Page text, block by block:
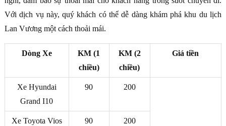
Với dịch vụ này, quý khách có thể dễ dàng khám phá khu du lịch
Lan Vương một cách thoải mái.
Dòng Xe
KM (1
chiều)
KM (2
chiều)
Giá tiền
Xe Hyundai
Grand I10
90 200
Xe Toyota Vios 90 200